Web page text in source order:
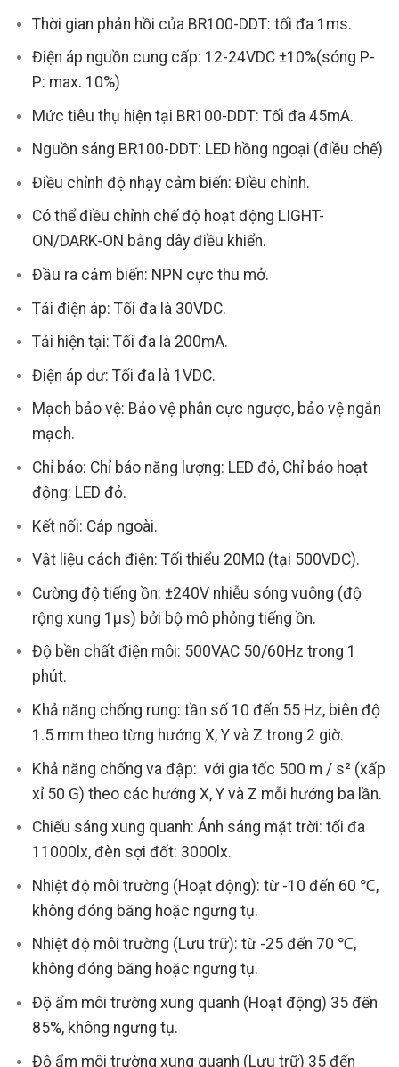
Thời gian phản hồi của BR100-DDT: tối đa 1ms.
Điện áp nguồn cung cấp: 12-24VDC ±10%(sóng P-
P: max. 10%)
Mức tiêu thụ hiện tại BR100-DDT: Tối đa 45mA.
Nguồn sáng BR100-DDT: LED hồng ngoại (điều chế)
Điều chỉnh độ nhạy cảm biến: Điều chỉnh.
Có thể điều chỉnh chế độ hoạt động LIGHT-
ON/DARK-ON bằng dây điều khiển.
Đầu ra cảm biến: NPN cực thu mở.
Tải điện áp: Tối đa là 30VDC.
Tải hiện tại: Tối đa là 200mA.
Điện áp dư: Tối đa là 1VDC.
Mạch bảo vệ: Bảo vệ phân cực ngược, bảo vệ ngắn
mạch.
Chỉ báo: Chỉ báo năng lượng: LED đỏ, Chỉ báo hoạt
động: LED đỏ.
Kết nối: Cáp ngoài.
Vật liệu cách điện: Tối thiểu 20MΩ (tại 500VDC).
Cường độ tiếng ồn: ±240V nhiễu sóng vuông (độ
rộng xung 1μs) bởi bộ mô phỏng tiếng ồn.
Độ bền chất điện môi: 500VAC 50/60Hz trong 1
phút.
Khả năng chống rung: tần số 10 đến 55 Hz, biên độ
1.5 mm theo từng hướng X, Y và Z trong 2 giờ.
Khả năng chống va đập: với gia tốc 500 m / s² (xấp
xỉ 50 G) theo các hướng X, Y và Z mỗi hướng ba lần.
Chiếu sáng xung quanh: Ánh sáng mặt trời: tối đa
11000lx, đèn sợi đốt: 3000lx.
Nhiệt độ môi trường (Hoạt động): từ -10 đến 60 ℃,
không đóng băng hoặc ngưng tụ.
Nhiệt độ môi trường (Lưu trữ): từ -25 đến 70 ℃,
không đóng băng hoặc ngưng tụ.
Độ ẩm môi trường xung quanh (Hoạt động) 35 đến
85%, không ngưng tụ.
Độ ẩm môi trường xung quanh (Lưu trữ) 35 đến